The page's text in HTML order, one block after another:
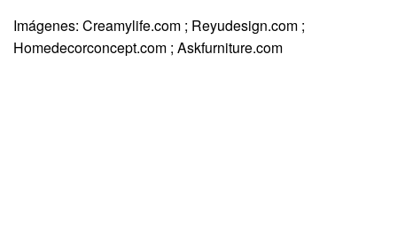
Imágenes: Creamylife.com ; Reyudesign.com ;
Homedecorconcept.com ; Askfurniture.com